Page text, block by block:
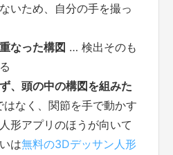
いため、自分の手を撮っ
なった構図 … 検出そのも
、頭の中の構図を組みた
なく、関節を手で動かす
形アプリのほうが向いて
は無料の3Dデッサン人形